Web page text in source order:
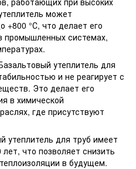
может
°С, что делает его
промышленных системах,
утеплитель для
и не реагирует с
Это делает его
в химической
где присутствуют
утеплитель для труб имеет
что позволяет снизить
в будущем.